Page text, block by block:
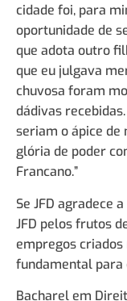
cidade foi, para
oportunidade de
que adota outro
que eu julgava
chuvosa foram
dádivas
seriam o ápice de
glória de poder
Francano.”
Se JFD agradece
JFD pelos frutos
empregos criados
fundamental para
Bacharel em